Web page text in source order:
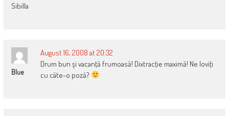
Sibilla
Blue
August 16, 2008 at 20:32
Drum bun şi vacanţă frumoasă! Dixtracţie maximă! Ne loviţi
cu câte-o poză?